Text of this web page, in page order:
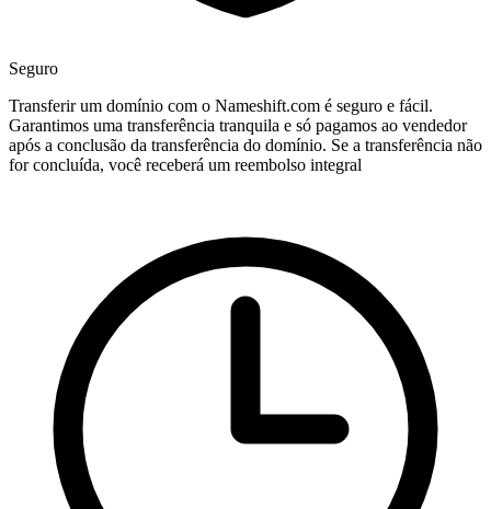
Seguro
Transferir um domínio com o Nameshift.com é seguro e fácil.
Garantimos uma transferência tranquila e só pagamos ao vendedor
após a conclusão da transferência do domínio. Se a transferência não
for concluída, você receberá um reembolso integral